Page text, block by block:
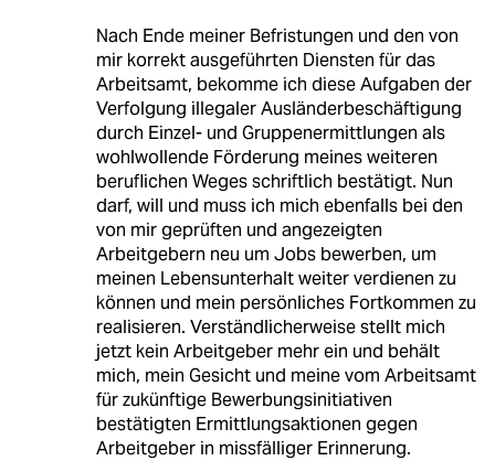
Nach Ende meiner Befristungen und den von
mir korrekt ausgeführten Diensten für das
Arbeitsamt, bekomme ich diese Aufgaben der
Verfolgung illegaler Ausländerbeschäftigung
durch Einzel- und Gruppenermittlungen als
wohlwollende Förderung meines weiteren
beruflichen Weges schriftlich bestätigt. Nun
darf, will und muss ich mich ebenfalls bei den
von mir geprüften und angezeigten
Arbeitgebern neu um Jobs bewerben, um
meinen Lebensunterhalt weiter verdienen zu
können und mein persönliches Fortkommen zu
realisieren. Verständlicherweise stellt mich
jetzt kein Arbeitgeber mehr ein und behält
mich, mein Gesicht und meine vom Arbeitsamt
für zukünftige Bewerbungsinitiativen
bestätigten Ermittlungsaktionen gegen
Arbeitgeber in missfälliger Erinnerung.